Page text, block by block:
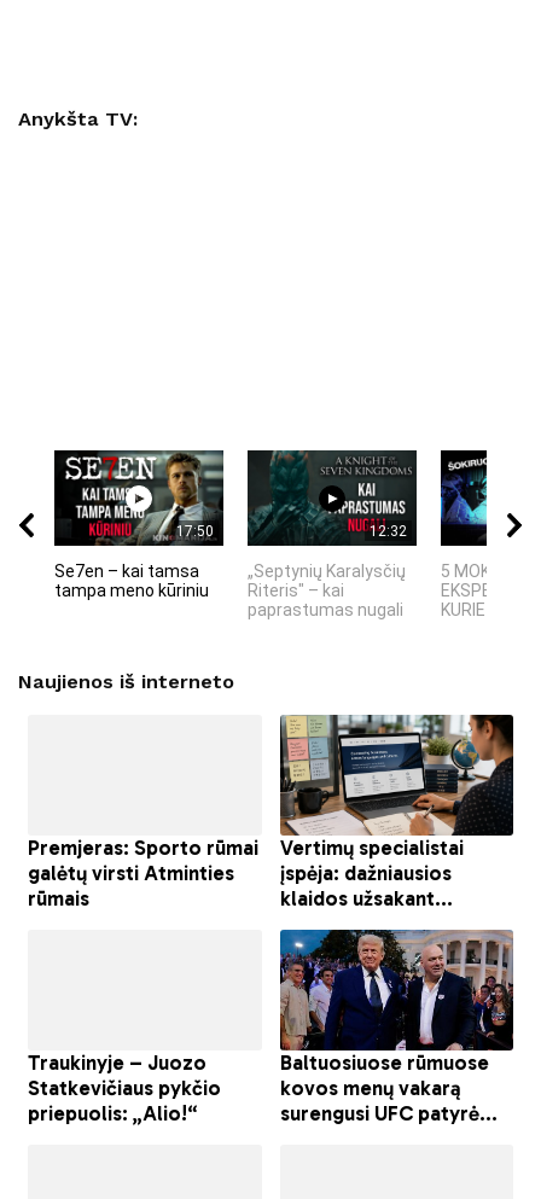
Anykšta TV:
17:50
Se7en – kai tamsa
tampa meno kūriniu
12:32
„Septynių Karalysčių
Riteris" – kai
paprastumas nugali
5 MOKSLINIAI
KURIE
Naujienos iš interneto